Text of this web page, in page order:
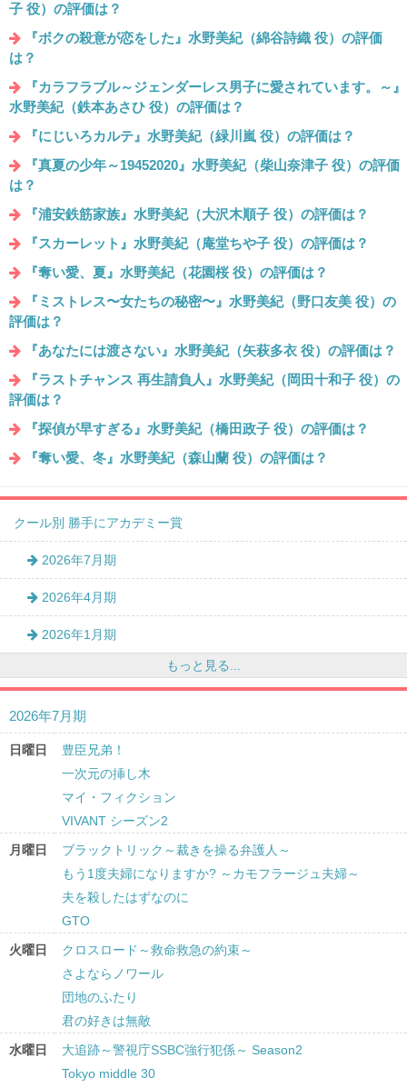
子 役）の評価は？
『ボクの殺意が恋をした』水野美紀（綿谷詩織 役）の評価
は？
『カラフラブル～ジェンダーレス男子に愛されています。～』
水野美紀（鉄本あさひ 役）の評価は？
『にじいろカルテ』水野美紀（緑川嵐 役）の評価は？
『真夏の少年～19452020』水野美紀（柴山奈津子 役）の評価
は？
『浦安鉄筋家族』水野美紀（大沢木順子 役）の評価は？
『スカーレット』水野美紀（庵堂ちや子 役）の評価は？
『奪い愛、夏』水野美紀（花園桜 役）の評価は？
『ミストレス〜女たちの秘密〜』水野美紀（野口友美 役）の
評価は？
『あなたには渡さない』水野美紀（矢萩多衣 役）の評価は？
『ラストチャンス 再生請負人』水野美紀（岡田十和子 役）の
評価は？
『探偵が早すぎる』水野美紀（橋田政子 役）の評価は？
『奪い愛、冬』水野美紀（森山蘭 役）の評価は？
クール別 勝手にアカデミー賞
2026年7月期
2026年4月期
2026年1月期
もっと見る...
2026年7月期
日曜日
豊臣兄弟！
一次元の挿し木
マイ・フィクション
VIVANT シーズン2
月曜日
ブラックトリック～裁きを操る弁護人～
もう1度夫婦になりますか? ～カモフラージュ夫婦～
夫を殺したはずなのに
GTO
火曜日
クロスロード～救命救急の約束～
さよならノワール
団地のふたり
君の好きは無敵
水曜日
大追跡～警視庁SSBC強行犯係～ Season2
Tokyo middle 30